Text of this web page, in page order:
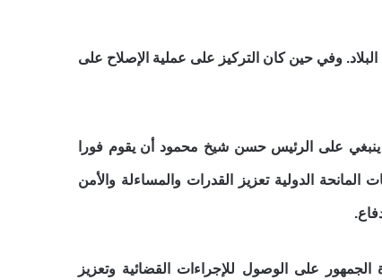
وفي حين كان التركيز على عملية الإصلاح على
ينبغي على الرئيس حسن شيخ محمود أن يقوم فورا
الدولية تعزيز القدرات والمساءلة والأمن
على الوصول للإجراءات القضائية وتعزيز